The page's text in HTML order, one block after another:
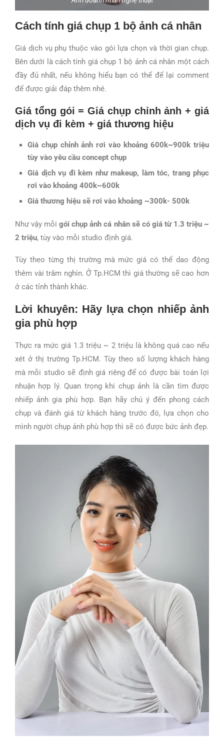
Cách tính giá chụp 1 bộ ảnh cá nhân
Giá dịch vụ phụ thuộc vào gói lựa chọn và thời gian chụp.
Bên dưới là cách tính giá chụp 1 bộ ảnh cá nhân một cách
đầy đủ nhất, nếu không hiểu bạn có thể để lại comment
để được giải đáp thêm nhé.
Giá tổng gói = Giá chụp chỉnh ảnh + giá
dịch vụ đi kèm + giá thương hiệu
Giá chụp chỉnh ảnh rơi vào khoảng 600k~900k triệu
tùy vào yêu cầu concept chụp
Giá dịch vụ đi kèm như makeup, làm tóc, trang phục
rơi vào khoảng 400k~600k
Giá thương hiệu sẽ rơi vào khoảng ~300k- 500k
Như vậy mỗigói chụp ảnh cá nhân sẽ có giá từ 1.3 triệu ~
2 triệu, tùy vào mỗi studio định giá.
Tùy theo từng thị trường mà mức giá có thể dao động
thêm vài trăm nghìn. Ở Tp.HCM thì giá thường sẽ cao hơn
ở các tỉnh thành khác.
Lời khuyên: Hãy lựa chọn nhiếp ảnh
gia phù hợp
Thực ra mức giá 1.3 triệu ~ 2 triệu là không quá cao nếu
xét ở thị trường Tp.HCM. Tùy theo số lượng khách hàng
mà mỗi studio sẽ định giá riêng để có được bài toán lợi
nhuận hợp lý. Quan trọng khi chụp ảnh là cần tìm được
nhiếp ảnh gia phù hợp. Bạn hãy chú ý đến phong cách
chụp và đánh giá từ khách hàng trước đó, lựa chọn cho
mình người chụp ảnh phù hợp thì sẽ có được bức ảnh đẹp.